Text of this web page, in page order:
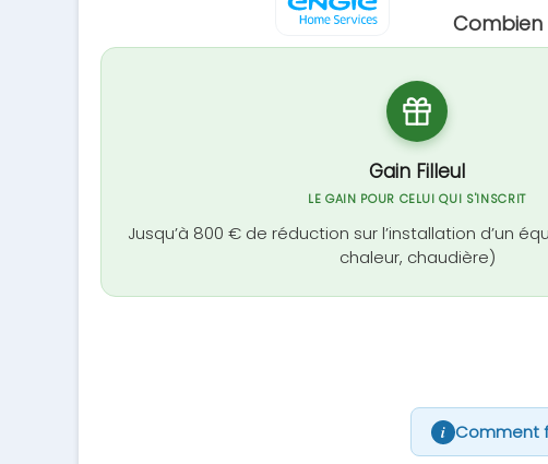
Combien
Gain Filleul
LE GAIN POUR CELUI QUI S'INSCRIT
Jusqu’à 800 € de réduction sur l’installation d’un
chaleur, chaudière)
i Comment